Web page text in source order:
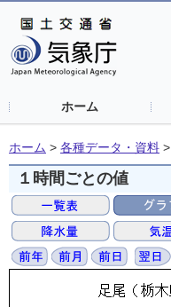
ホーム
ホーム > 各種データ・資料 >
１時間ごとの値